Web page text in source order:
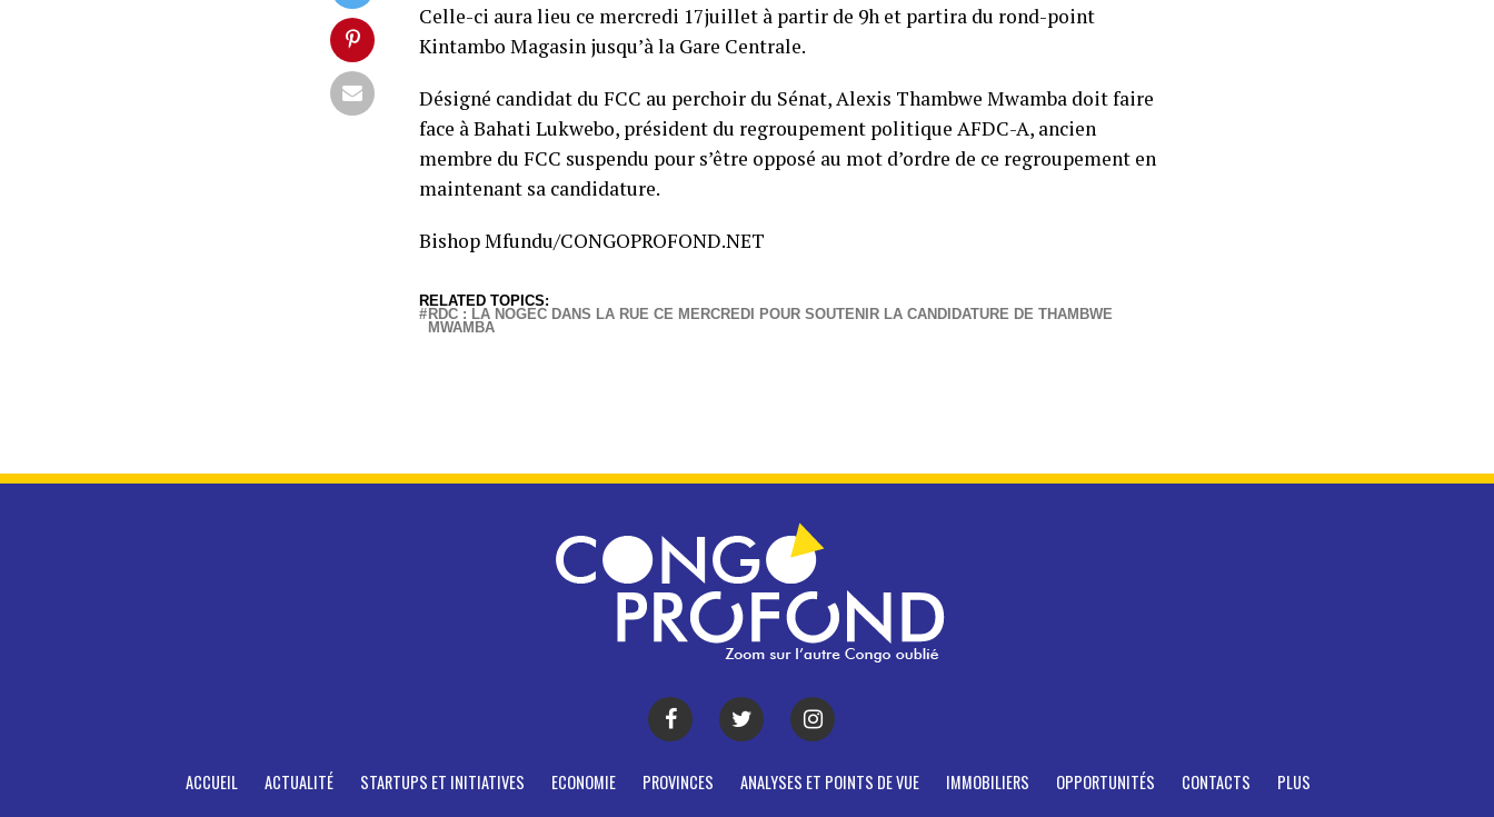
Celle-ci aura lieu ce mercredi 17juillet à partir de 9h et partira du rond-point
Kintambo Magasin jusqu’à la Gare Centrale.
Désigné candidat du FCC au perchoir du Sénat, Alexis Thambwe Mwamba doit faire
face à Bahati Lukwebo, président du regroupement politique AFDC-A, ancien
membre du FCC suspendu pour s’être opposé au mot d’ordre de ce regroupement en
maintenant sa candidature.
Bishop Mfundu/CONGOPROFOND.NET
RELATED TOPICS:
RDC : LA NOGEC DANS LA RUE CE MERCREDI POUR SOUTENIR LA CANDIDATURE DE THAMBWE
MWAMBA
ACCUEIL ACTUALITÉ STARTUPS ET INITIATIVES ECONOMIE PROVINCES ANALYSES ET POINTS DE VUE IMMOBILIERS OPPORTUNITÉS CONTACTS PLUS